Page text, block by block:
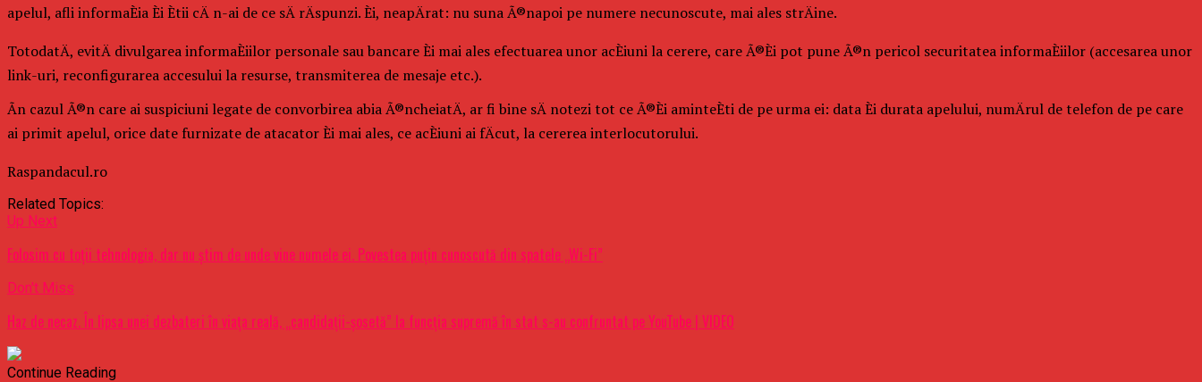
apelul, afli informaÈia Èi Ètii cÄ n-ai de ce sÄ rÄspunzi. Èi, neapÄrat: nu suna Ã®napoi pe numere necunoscute, mai ales strÄine.
TotodatÄ, evitÄ divulgarea informaÈiilor personale sau bancare Èi mai ales efectuarea unor acÈiuni la cerere, care Ã®Èi pot pune Ã®n pericol securitatea informaÈiilor (accesarea unor
link-uri, reconfigurarea accesului la resurse, transmiterea de mesaje etc.).
Ãn cazul Ã®n care ai suspiciuni legate de convorbirea abia Ã®ncheiatÄ, ar fi bine sÄ notezi tot ce Ã®Èi aminteÈti de pe urma ei: data Èi durata apelului, numÄrul de telefon de pe care
ai primit apelul, orice date furnizate de atacator Èi mai ales, ce acÈiuni ai fÄcut, la cererea interlocutorului.
Raspandacul.ro
Related Topics:
Up Next
Folosim cu toţii tehnologia, dar nu ştim de unde vine numele ei. Povestea puţin cunoscută din spatele „Wi-Fi”
Don't Miss
Haz de necaz. În lipsa unei dezbateri în viaţa reală, „candidaţii-şosetă” la funcţia supremă în stat s-au confruntat pe YouTube | VIDEO
Continue Reading